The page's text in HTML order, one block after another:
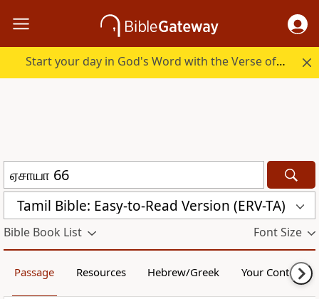
Start your day in God's Word with the Verse of the Day.
Tamil Bible: Easy-to-Read Version (ERV-TA)
Bible Book List Font Size
Passage Resources Hebrew/Greek Your Content